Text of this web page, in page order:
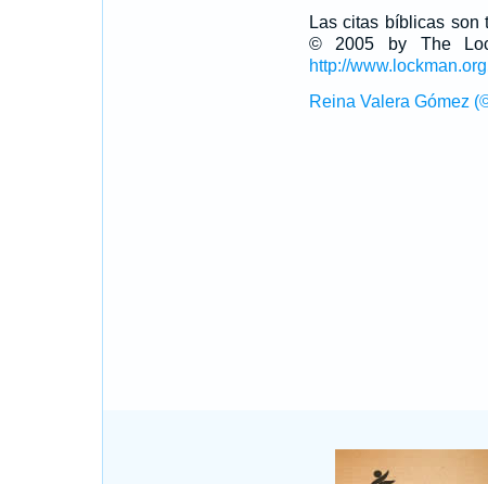
Las citas bíblicas
© 2005 by The
http://www.lockman.org
Reina Valera Gómez